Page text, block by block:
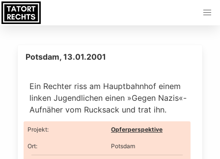
Potsdam, 13.01.2001
Ein Rechter riss am Hauptbahnhof einem
linken Jugendlichen einen »Gegen Nazis«-
Aufnäher vom Rucksack und trat ihn.
Projekt: Opferperspektive
Ort: Potsdam